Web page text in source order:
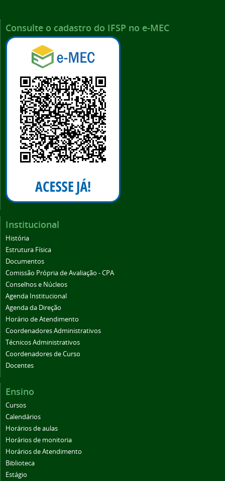
Consulte o cadastro do IFSP no e-MEC
Institucional
História
Estrutura Física
Documentos
Comissão Própria de Avaliação - CPA
Conselhos e Núcleos
Agenda Institucional
Agenda da Direção
Horário de Atendimento
Coordenadores Administrativos
Técnicos Administrativos
Coordenadores de Curso
Docentes
Ensino
Cursos
Calendários
Horários de aulas
Horários de monitoria
Horários de Atendimento
Biblioteca
Estágio